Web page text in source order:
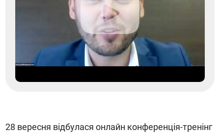
28 вересня відбулася онлайн конференція-тренінг